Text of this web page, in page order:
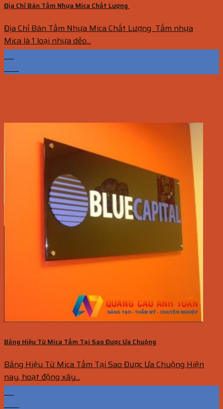
Địa Chỉ Bán Tấm Nhựa Mica Chất Lượng
Địa Chỉ Bán Tấm Nhựa Mica Chất Lượng Tấm nhựa
Mica là 1 loại nhựa dẻo...
09
Th7
Bảng Hiệu Từ Mica Tấm Tại Sao Được Ưa Chuộng
Bảng Hiệu Từ Mica Tấm Tại Sao Được Ưa Chuộng Hiện
nay, hoạt động xây...